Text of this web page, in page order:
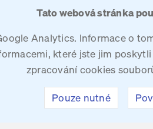
Tato webová stránka
Analytics. Informace o
které jste jim
zpracování cookies
Pouze nutné